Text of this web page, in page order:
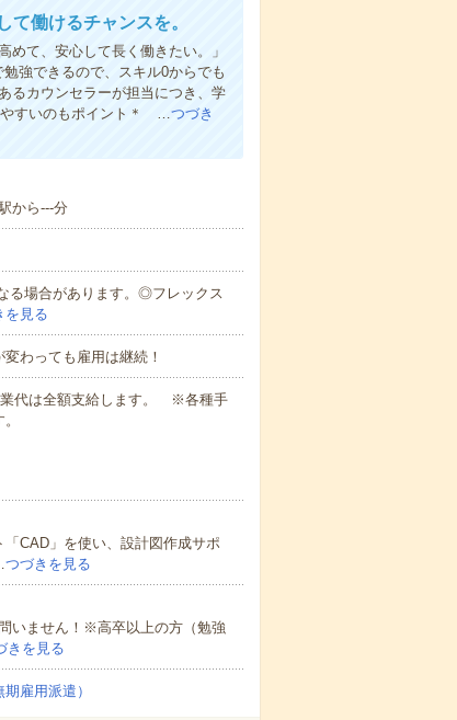
働けるチャンスを。
て、安心して長く働きたい。」
強できるので、スキル0からでも
るカウンセラーが担当につき、学
やすいのもポイント＊ …つづき
から---分
る場合があります。◎フレックス
を見る
わっても雇用は継続！
代は全額支給します。 ※各種手
CAD」を使い、設計図作成サポ
つづきを見る
いません！※高卒以上の方（勉強
きを見る
雇用派遣）